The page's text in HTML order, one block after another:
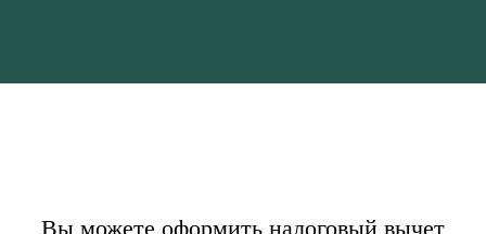
Вы можете оформить налоговый вычет